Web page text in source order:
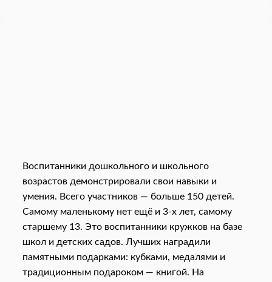
Воспитанники дошкольного и школьного
возрастов демонстрировали свои навыки и
умения. Всего участников — больше 150 детей.
Самому маленькому нет ещё и 3-х лет, самому
старшему 13. Это воспитанники кружков на базе
школ и детских садов. Лучших наградили
памятными подарками: кубками, медалями и
традиционным подароком — книгой. На